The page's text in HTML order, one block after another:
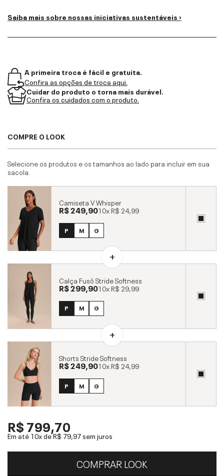
Saiba mais sobre nossas iniciativas sustentáveis ›
A primeira troca é fácil e gratuita.
Confira as opções de troca aqui.
Cuidar do produto o torna mais durável.
Confira os cuidados com o produto.
COMPRE O LOOK
Selecione os produtos e os tamanhos ao lado para incluir em sua
sacola.
Camiseta V Whisper
R$ 249,9010xR$ 24,99
P M G
Calça Fusô Stride Softness
R$ 299,9010xR$ 29,99
P M G
Shorts Stride Softness
R$ 249,9010xR$ 24,99
P M G
R$ 799,70
Em até 10x deR$ 79,97sem juros
COMPRAR LOOK